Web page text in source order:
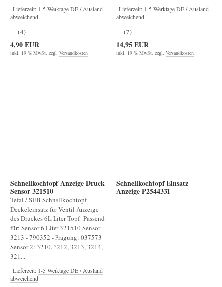
Lieferzeit: 1-5 Werktage DE / Ausland
abweichend
(4)
4,90 EUR
inkl. 19 % MwSt. zzgl. Versandkosten
Lieferzeit: 1-5 Werktage DE / Ausland
abweichend
(7)
14,95 EUR
inkl. 19 % MwSt. zzgl. Versandkosten
Schnellkochtopf Anzeige Druck
Sensor 321510
Tefal / SEB Schnellkochtopf
Deckeleinsatz für Ventil Anzeige
des Druckes 6L Liter Topf Passend
für: Sensor 6 Liter 321510 Sensor
3213 - 790352 - Prägung: 037573
Sensor 2: 3210, 3212, 3213, 3214,
321...
Lieferzeit: 1-5 Werktage DE / Ausland
abweichend
Schnellkochtopf Einsatz
Anzeige P2544331